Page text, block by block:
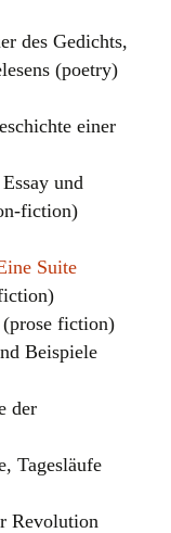
des Gedichts,
(poetry)
einer
und
fiction)
Suite
(prose fiction)
Beispiele
der
Tagesläufe
Revolution